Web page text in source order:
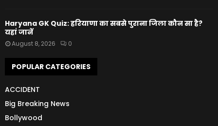
Haryana GK Quiz: हरियाणा का सबसे पुराना जिला कौन सा है?
यहां जानें
August 8, 2026 0
POPULAR CATEGORIES
ACCIDENT
Big Breaking News
Bollywood